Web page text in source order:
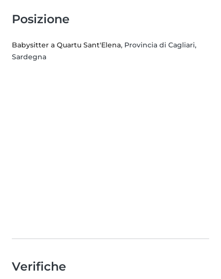
Posizione
Babysitter a Quartu Sant'Elena, Provincia di Cagliari,
Sardegna
Verifiche